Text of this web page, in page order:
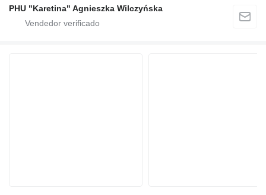
PHU "Karetina" Agnieszka Wilczyńska